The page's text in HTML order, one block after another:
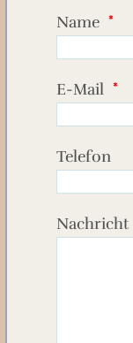
Name *
E-Mail *
Telefon
Nachricht